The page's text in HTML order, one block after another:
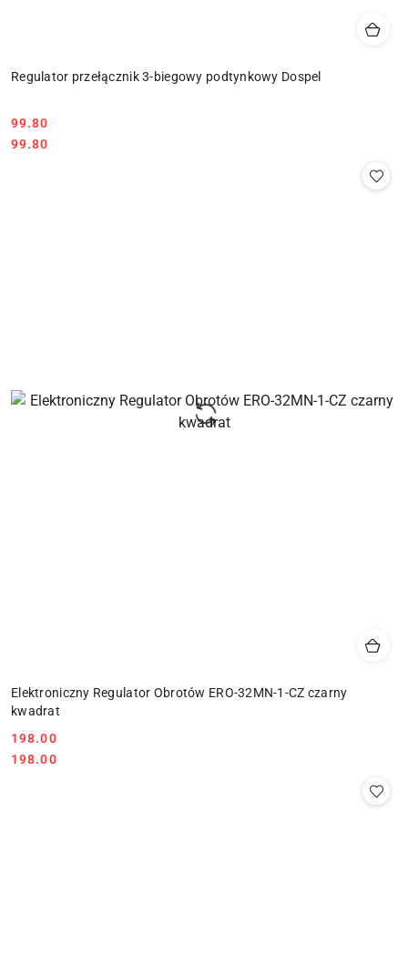
Regulator przełącznik 3-biegowy podtynkowy Dospel
Cena:
99.80
Cena:
99.80
Elektroniczny Regulator Obrotów ERO-32MN-1-CZ czarny
kwadrat
Cena:
198.00
Cena:
198.00